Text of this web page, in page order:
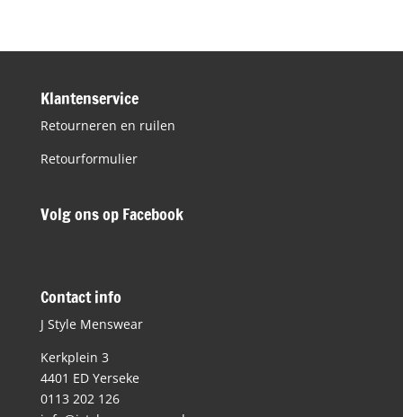
Klantenservice
Retourneren en ruilen
Retourformulier
Volg ons op Facebook
Contact info
J Style Menswear
Kerkplein 3
4401 ED Yerseke
0113 202 126